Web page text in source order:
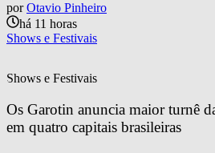
por Otavio Pinheiro
há 11 horas
Shows e Festivais
Shows e Festivais
Os Garotin anuncia maior turnê
em quatro capitais brasileiras